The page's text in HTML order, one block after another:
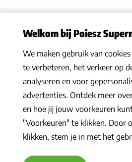
Privacy statement|Algemene
Veelgestelde vragen|
© 2026 Poiesz Supermarkten B.V. Alle
Welkom bij Poiesz
We maken gebruik van
te verbeteren, het verkeer op
analyseren en voor
advertenties. Ontdek meer
en hoe jij jouw voorkeuren
"Voorkeuren" te klikken. Door
klikken, stem je in met het